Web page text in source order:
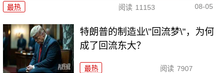
最热 阅读 11153 08-05
特朗普的制造业\"回流梦\"，为何
成了回流东大？
最热 阅读 7907